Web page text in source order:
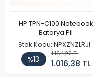
HP TPN-C100 Notebook
Batarya Pil
Stok Kodu: NPXZNZLRJI
%13
1.164,22 TL
1.016,38 TL